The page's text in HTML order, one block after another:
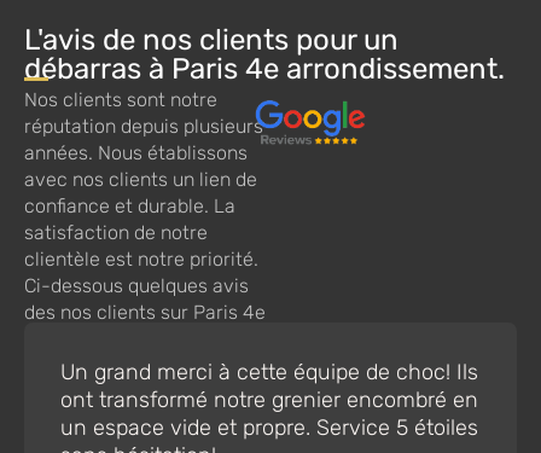
L'avis de nos clients pour un
débarras à Paris 4e arrondissement.
Nos clients sont notre
réputation depuis plusieurs
années. Nous établissons
avec nos clients un lien de
confiance et durable. La
satisfaction de notre
clientèle est notre priorité.
Ci-dessous quelques avis
des nos clients sur Paris 4e
Un grand merci à cette équipe de choc! Ils
ont transformé notre grenier encombré en
un espace vide et propre. Service 5 étoiles